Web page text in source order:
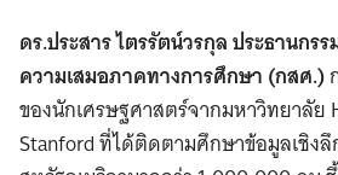
ดร.ประสาร ไตรรัตน์วรกุล ประธานกร
ความเสมอภาคทางการศึกษา (กสศ.)
ของนักเศรษฐศาสตร์จากมหาวิทยาลัย
Stanford ที่ได้ติดตามศึกษาข้อมูลเชิงลึ